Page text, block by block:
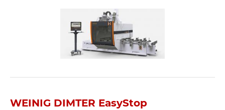
WEINIG DIMTER EasyStop